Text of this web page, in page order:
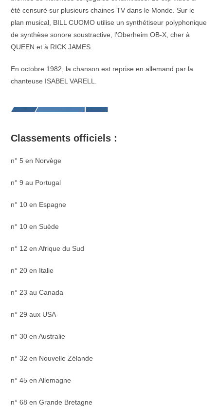
été censuré sur plusieurs chaines TV dans le Monde. Sur le
plan musical, BILL CUOMO utilise un synthétiseur polyphonique
de synthèse sonore soustractive, l’Oberheim OB-X, cher à
QUEEN et à RICK JAMES.
En octobre 1982, la chanson est reprise en allemand par la
chanteuse ISABEL VARELL.
Classements officiels :
n° 5 en Norvège
n° 9 au Portugal
n° 10 en Espagne
n° 10 en Suède
n° 12 en Afrique du Sud
n° 20 en Italie
n° 23 au Canada
n° 29 aux USA
n° 30 en Australie
n° 32 en Nouvelle Zélande
n° 45 en Allemagne
n° 68 en Grande Bretagne